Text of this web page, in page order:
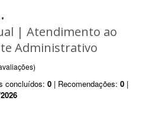
| Atendimento ao
Administrativo
concluídos: 0 | Recomendações: 0 |